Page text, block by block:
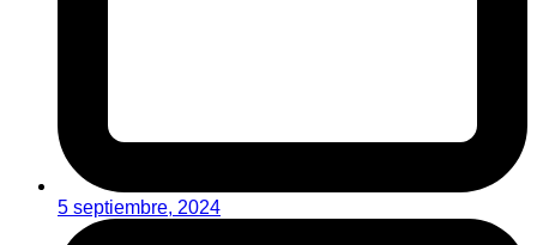
5 septiembre, 2024